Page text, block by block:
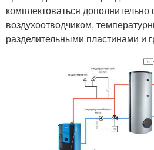
комплектоваться
воздухоотводчиком,
разделительными пластинами и